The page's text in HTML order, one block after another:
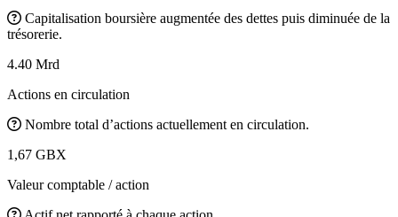
Capitalisation boursière augmentée des dettes puis diminuée de la
trésorerie.
4.40 Mrd
Actions en circulation
Nombre total d’actions actuellement en circulation.
1,67 GBX
Valeur comptable / action